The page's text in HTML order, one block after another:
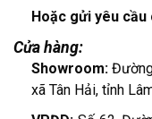
Hoặc gửi yêu
Cửa hàng:
Showroom:
xã Tân Hải, tỉnh